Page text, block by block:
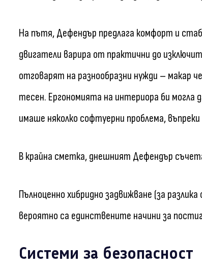
На пътя, Дефендър предлага комфорт и
двигатели варира от практични до
отговарят на разнообразни нужди – макар
тесен. Ергономията на интериора би
имаше няколко софтуерни проблема,
В крайна сметка, днешният Дефендър
Пълноценно хибридно задвижване (за
вероятно са единствените начини за
Системи за безопасност